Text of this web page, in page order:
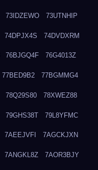
73IDZEWO 73UTNHIP
74DPJX4S 74DVDXRM
76BJGQ4F 76G4013Z
77BED9B2 77BGMMG4
78Q29S80 78XWEZ88
79GHS38T 79L8YFMC
7AEEJVFI 7AGCKJXN
7ANGKL8Z 7AOR3BJY